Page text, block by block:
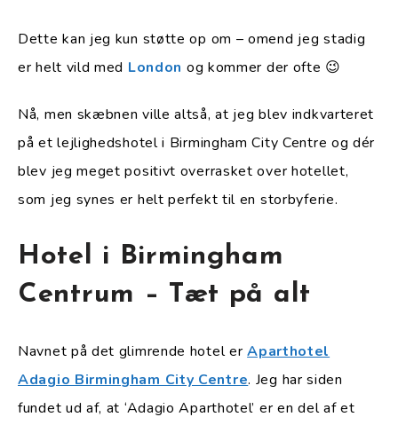
Dette kan jeg kun støtte op om – omend jeg stadig
er helt vild med London og kommer der ofte 😉
Nå, men skæbnen ville altså, at jeg blev indkvarteret
på et lejlighedshotel i Birmingham City Centre og dér
blev jeg meget positivt overrasket over hotellet,
som jeg synes er helt perfekt til en storbyferie.
Hotel i Birmingham
Centrum – Tæt på alt
Navnet på det glimrende hotel erAparthotel
Adagio Birmingham City Centre. Jeg har siden
fundet ud af, at ‘Adagio Aparthotel’ er en del af et